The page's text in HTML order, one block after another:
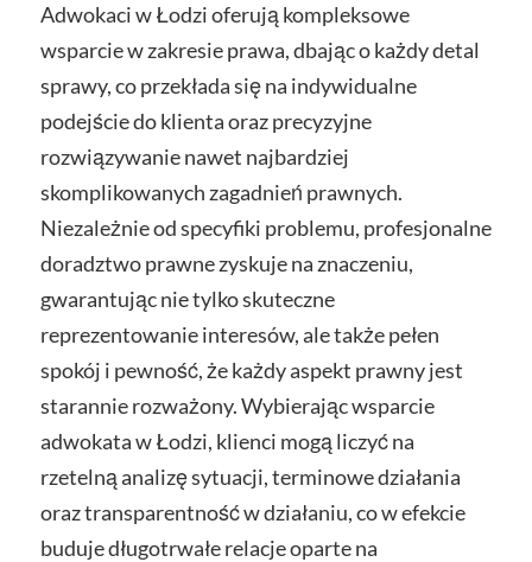
Adwokaci w Łodzi oferują kompleksowe
wsparcie w zakresie prawa, dbając o każdy detal
sprawy, co przekłada się na indywidualne
podejście do klienta oraz precyzyjne
rozwiązywanie nawet najbardziej
skomplikowanych zagadnień prawnych.
Niezależnie od specyfiki problemu, profesjonalne
doradztwo prawne zyskuje na znaczeniu,
gwarantując nie tylko skuteczne
reprezentowanie interesów, ale także pełen
spokój i pewność, że każdy aspekt prawny jest
starannie rozważony. Wybierając wsparcie
adwokata w Łodzi, klienci mogą liczyć na
rzetelną analizę sytuacji, terminowe działania
oraz transparentność w działaniu, co w efekcie
buduje długotrwałe relacje oparte na